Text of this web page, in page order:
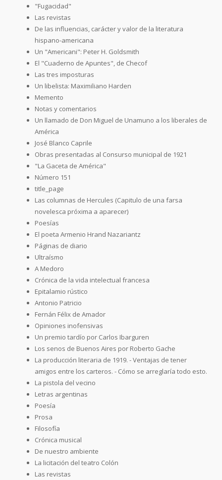
"Fugacidad"
Las revistas
De las influencias, carácter y valor de la literatura
hispano-americana
Un "Americani": Peter H. Goldsmith
El "Cuaderno de Apuntes", de Checof
Las tres imposturas
Un libelista: Maximiliano Harden
Memento
Notas y comentarios
Un llamado de Don Miguel de Unamuno a los liberales de
América
José Blanco Caprile
Obras presentadas al Consurso municipal de 1921
"La Gaceta de América"
Número 151
title_page
Las columnas de Hercules (Capitulo de una farsa
novelesca próxima a aparecer)
Poesías
El poeta Armenio Hrand Nazariantz
Páginas de diario
Ultraísmo
A Medoro
Crónica de la vida intelectual francesa
Epitalamio rústico
Antonio Patricio
Fernán Félix de Amador
Opiniones inofensivas
Un premio tardío por Carlos Ibarguren
Los senos de Buenos Aires por Roberto Gache
La producción literaria de 1919. - Ventajas de tener
amigos entre los carteros. - Cómo se arreglaría todo esto.
La pistola del vecino
Letras argentinas
Poesía
Prosa
Filosofía
Crónica musical
De nuestro ambiente
La licitación del teatro Colón
Las revistas